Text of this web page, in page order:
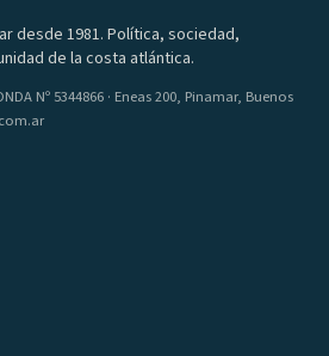
desde 1981. Política, sociedad,
de la costa atlántica.
Nº 5344866 · Eneas 200, Pinamar, Buenos